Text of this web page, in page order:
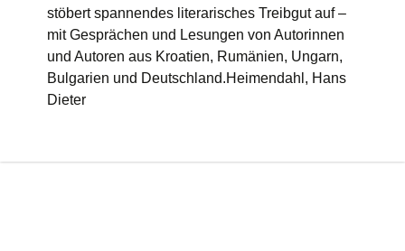
stöbert spannendes literarisches Treibgut auf –
mit Gesprächen und Lesungen von Autorinnen
und Autoren aus Kroatien, Rumänien, Ungarn,
Bulgarien und Deutschland.Heimendahl, Hans
Dieter